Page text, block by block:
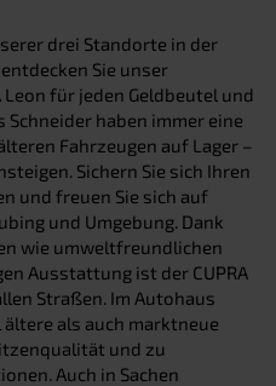
drei Standorte in der
Sie unser
für jeden Geldbeutel und
Schneider haben immer eine
Fahrzeugen auf Lager –
Sichern Sie sich Ihren
und freuen Sie sich auf
und Umgebung. Dank
wie umweltfreundlichen
Ausstattung ist der CUPRA
Straßen. Im Autohaus
als auch marktneue
und zu
Auch in Sachen